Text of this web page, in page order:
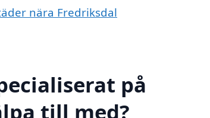
nära Fredriksdal
på
till med?